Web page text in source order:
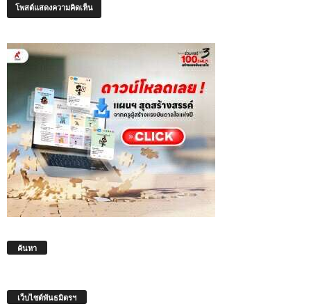
ค้นหา
เว็บไซต์พันธมิตรฯ